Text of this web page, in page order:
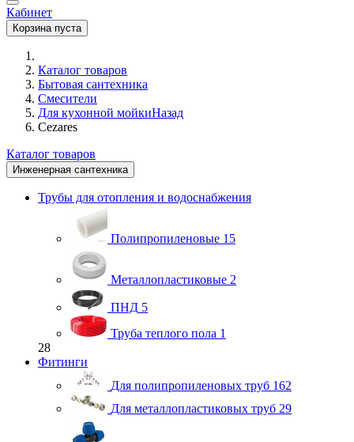
Кабинет
Корзина пуста
Каталог товаров
Бытовая сантехника
Смесители
Для кухонной мойкиНазад
Cezares
Каталог товаров
Инженерная сантехника
Трубы для отопления и водоснабжения
Полипропиленовые 15
Металлопластиковые 2
ПНД 5
Труба теплого пола 1
28
Фитинги
Для полипропиленовых труб 162
Для металлопластиковых труб 29